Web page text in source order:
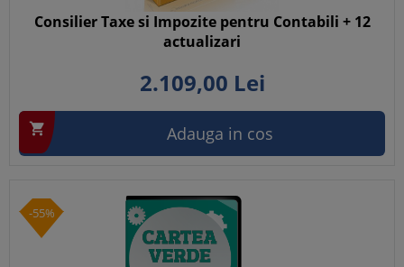
Consilier Taxe si Impozite pentru Contabili + 12
actualizari
2.109,00 Lei
 Adauga in cos
-55%